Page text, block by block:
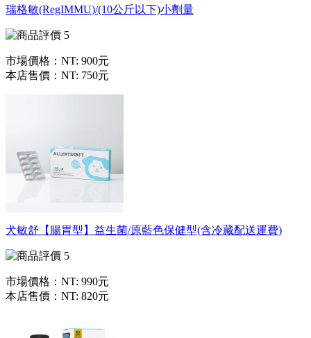
瑞格敏(RegIMMU)/(10公斤以下)小劑量
市場價格： NT: 900元
本店售價： NT: 750元
犬敏舒【腸胃型】益生菌/原藍色保健型(含冷藏配送運費)
市場價格： NT: 990元
本店售價： NT: 820元